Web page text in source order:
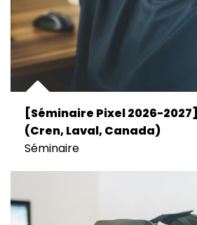
[Séminaire Pixel 2026-
(Cren, Laval, Canada)
Séminaire